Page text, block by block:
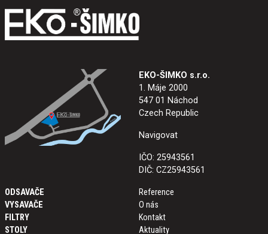
EKO-ŠIMKO s.r.o.
1. Máje 2000
547 01 Náchod
Czech Republic
Navigovat
IČO: 25943561
DIČ: CZ25943561
ODSAVAČE
VYSAVAČE
FILTRY
STOLY
Reference
O nás
Kontakt
Aktuality